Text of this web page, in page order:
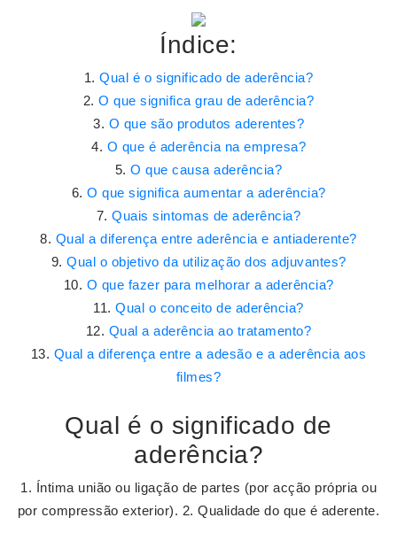
Índice:
Qual é o significado de aderência?
O que significa grau de aderência?
O que são produtos aderentes?
O que é aderência na empresa?
O que causa aderência?
O que significa aumentar a aderência?
Quais sintomas de aderência?
Qual a diferença entre aderência e antiaderente?
Qual o objetivo da utilização dos adjuvantes?
O que fazer para melhorar a aderência?
Qual o conceito de aderência?
Qual a aderência ao tratamento?
Qual a diferença entre a adesão e a aderência aos
filmes?
Qual é o significado de
aderência?
1. Íntima união ou ligação de partes (por acção própria ou
por compressão exterior). 2. Qualidade do que é aderente.